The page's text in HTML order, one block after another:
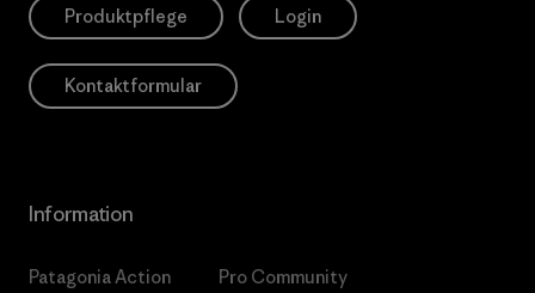
Produktpflege Login
Kontaktformular
Information
Patagonia Action
Pro Community